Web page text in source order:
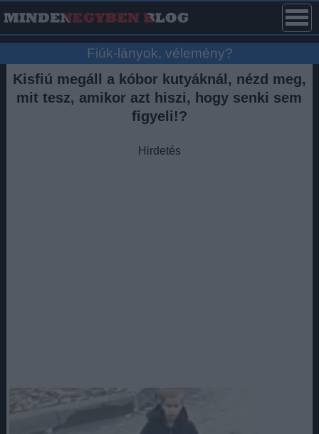
Fiúk-lányok, vélemény?
Kisfiú megáll a kóbor kutyáknál, nézd meg,
mit tesz, amikor azt hiszi, hogy senki sem
figyeli!?
Hirdetés